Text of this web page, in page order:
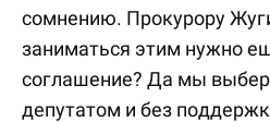
сомнению. Прокурору
заниматься этим нужно
соглашение? Да мы
депутатом и без